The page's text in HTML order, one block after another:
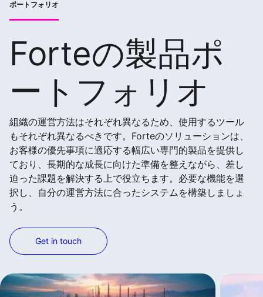
ポートフォリオ
Forteの製品ポ
ートフォリオ
組織の運営方法はそれぞれ異なるため、使用するツール
もそれぞれ異なるべきです。Forteのソリューションは、
お客様の優先事項に適応する幅広い専門的製品を提供し
ており、長期的な成長に向けた準備を整えながら、差し
迫った課題を解決する上で役立ちます。必要な機能を選
択し、自分の運営方法に合ったシステムを構築しましょ
う。
Get in touch